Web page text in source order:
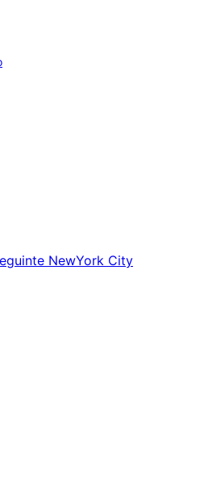
NewYork City